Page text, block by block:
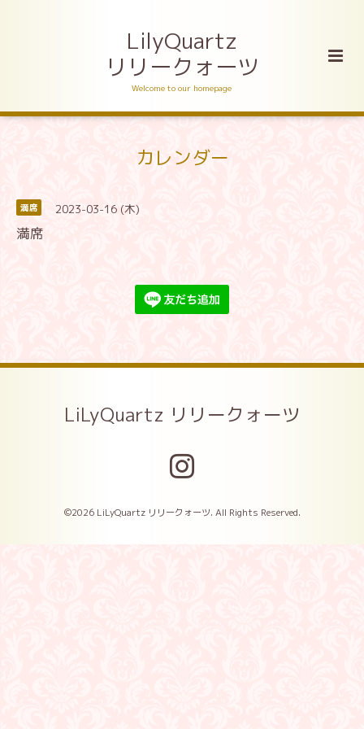
LilyQuartz
リリークォーツ
Welcome to our homepage
カレンダー
満席 2023-03-16 (木)
満席
LiLyQuartz リリークォーツ
©2026 LiLyQuartz リリークォーツ. All Rights Reserved.